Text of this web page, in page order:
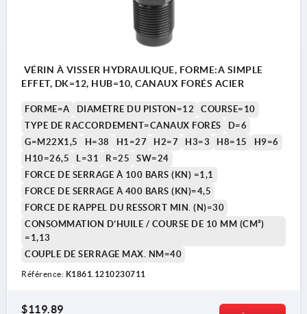
1) Contour de montage
VÉRIN À VISSER HYDRAULIQUE, FORME:A SIMPLE
EFFET, DK=12, HUB=10, CANAUX FORÉS ACIER
FORME=A DIAMÈTRE DU PISTON=12
COURSE=10
TYPE DE RACCORDEMENT=CANAUX FORÉS
D=6
G=M22X1,5
H=38 H1=27 H2=7 H3=3 H8=15
H9=6
H10=26,5
L=31 R=25
SW=24
FORCE DE SERRAGE À 100 BARS (KN) =1,1
FORCE DE SERRAGE À 400 BARS (KN)=4,5
FORCE DE RAPPEL DU RESSORT MIN. (N)=30
CONSOMMATION D’HUILE / COURSE DE 10 MM (CM³)
=1,13
COUPLE DE SERRAGE MAX. NM=40
Référence: K1861.1210230711
$119.89